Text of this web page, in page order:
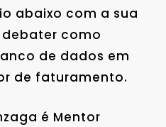
abaixo com a sua
debater como
de dados em
de faturamento.
é Mentor